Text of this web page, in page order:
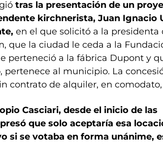
tras la presentación de un
kirchnerista, Juan Ignacio
en el que solicitó a la presidenta
que la ciudad le ceda a la
perteneció a la fábrica Dupont y
pertenece al municipio. La
contrato de alquiler, en
Casciari, desde el inicio de las
que solo aceptaría esa
si se votaba en forma unánime,